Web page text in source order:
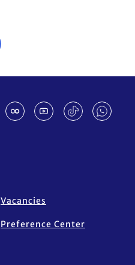
Vacancies
Preference Center